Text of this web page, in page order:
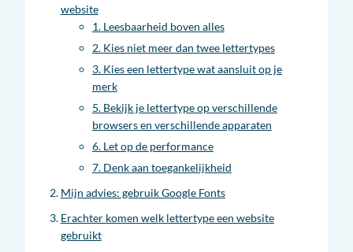
website
1. Leesbaarheid boven alles
2. Kies niet meer dan twee lettertypes
3. Kies een lettertype wat aansluit op je
merk
5. Bekijk je lettertype op verschillende
browsers en verschillende apparaten
6. Let op de performance
7. Denk aan toegankelijkheid
Mijn advies: gebruik Google Fonts
Erachter komen welk lettertype een website
gebruikt